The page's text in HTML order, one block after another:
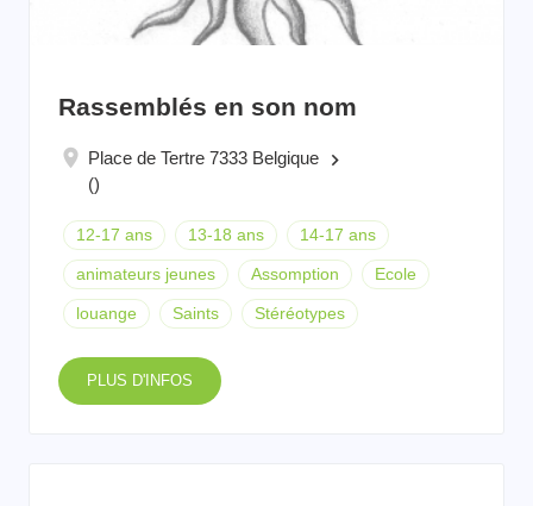
Rassemblés en son nom
Place de Tertre 7333 Belgique keyboard_arrow_right
()
12-17 ans 13-18 ans 14-17 ans
animateurs jeunes Assomption Ecole
louange Saints Stéréotypes
PLUS D'INFOS